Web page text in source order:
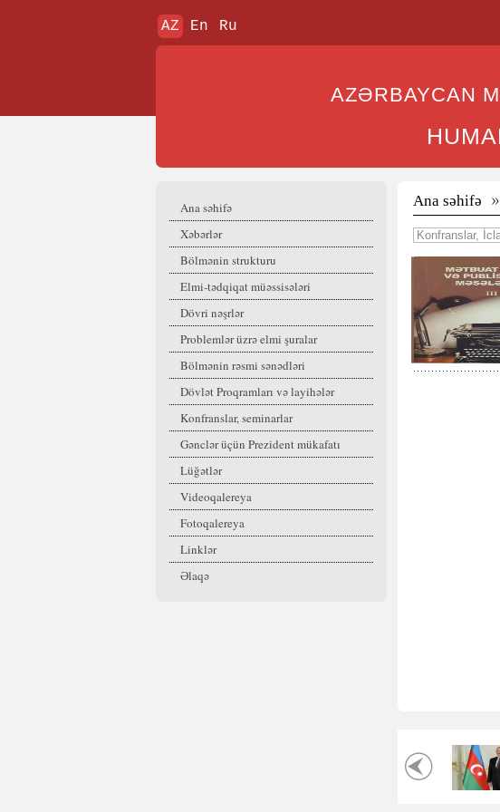
AZ En Ru
Ana səhifə
Xəbərlər
Bölmənin strukturu
Elmi-tədqiqat müəssisələri
Dövri nəşrlər
Problemlər üzrə elmi şuralar
Bölmənin rəsmi sənədləri
Dövlət Proqramları və layihələr
Konfranslar, seminarlar
Gənclər üçün Prezident mükafatı
Lüğətlər
Videoqalereya
Fotoqalereya
Linklər
Əlaqə
Ana səhifə